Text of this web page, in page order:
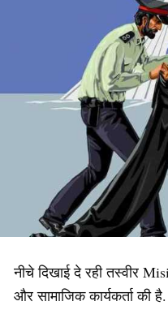
नीचे दिखाई दे रही तस्वीर
और सामाजिक कार्यकर्ता